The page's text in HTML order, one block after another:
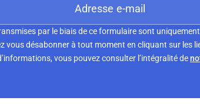
par le biais de ce formulaire sont
vous désabonner à tout moment en cliquant sur les
vous pouvez consulter l’intégralité de